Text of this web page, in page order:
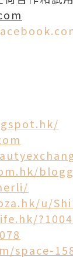
u/
space-